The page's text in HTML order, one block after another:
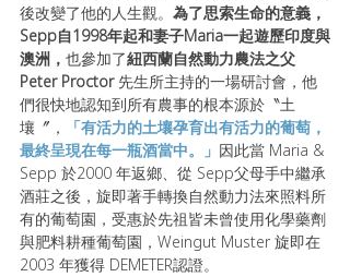
後改變了他的人生觀。 為了思索生命的意義，
Sepp自1998年起和妻子Maria一起遊歷印度與
澳洲， 也參加了紐西蘭自然動力農法之父
Peter Proctor 先生所主持的一場研討會，他
們很快地認知到所有農事的根本源於〝土
壤〞，
「有活力的土壤孕育出有活力的葡萄，
最終呈現在每一瓶酒當中。」 因此當 Maria &
Sepp 於2000 年返鄉、從 Sepp父母手中繼承
酒莊之後，旋即著手轉換自然動力法來照料所
有的葡萄園，受惠於先祖皆未曾使用化學藥劑
與肥料耕種葡萄園，Weingut Muster 旋即在
2003 年獲得 DEMETER認證。